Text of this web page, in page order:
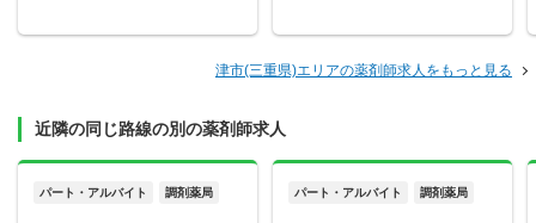
津市(三重県)エリアの薬剤師求人をもっと見る
近隣の同じ路線の別の薬剤師求人
パート・アルバイト 調剤薬局 パート・アルバイト 調剤薬局